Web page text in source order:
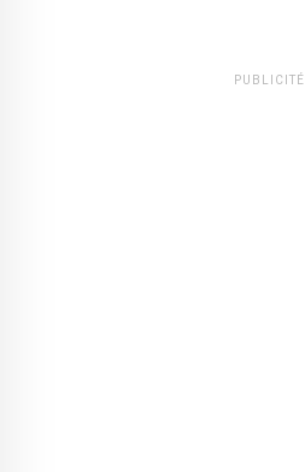
PUBLICITÉ